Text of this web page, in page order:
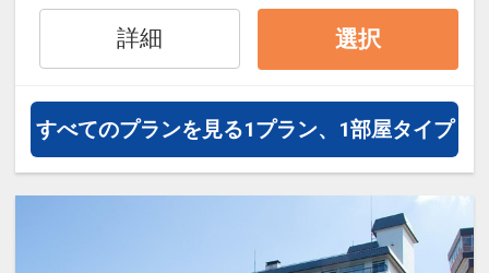
ル50%貯まります。
オプションでレンタカーや現地交
通・体験プランなどの追加（同時予
約）が可能なプランもございます。
詳細 選択
すべてのプランを見る1プラン、1部屋タイプ